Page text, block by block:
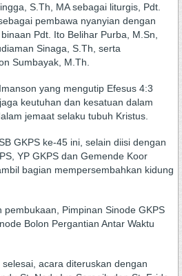
S.Th, MA sebagai liturgis, Pdt.
pembawa nyanyian dengan
Pdt. Ito Belihar Purba, M.Sn,
Sinaga, S.Th, serta
Sumbayak, M.Th.
yang mengutip Efesus 4:3
keutuhan dan kesatuan dalam
jemaat selaku tubuh Kristus.
GKPS ke-45 ini, selain diisi dengan
YP GKPS dan Gemende Koor
bagian mempersembahkan kidung
Pimpinan Sinode GKPS
Bolon Pergantian Antar Waktu
acara diteruskan dengan